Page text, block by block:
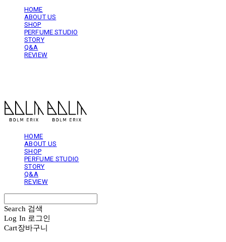
HOME
ABOUT US
SHOP
PERFUME STUDIO
STORY
Q&A
REVIEW
HOME
ABOUT US
SHOP
PERFUME STUDIO
STORY
Q&A
REVIEW
Search 검색
Log In 로그인
Cart장바구니